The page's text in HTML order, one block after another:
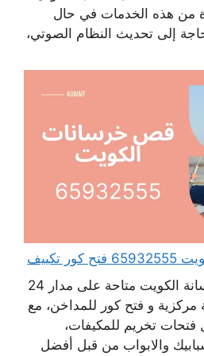
من هذه الخدمات في حال
إلى تحديث النظام الصوتي،
تكييف
خدمات شركة قص خرسانة الكويت متاحة على مدار 24
و فتح كور للمداخن، مع
فتحات تخريم للمكيفات،
والابواب من قبل أفضل